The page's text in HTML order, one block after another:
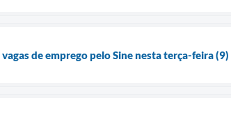
de emprego pelo Sine nesta terça-feira (9)